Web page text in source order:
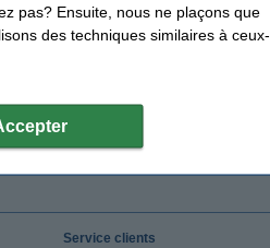
Service clients
pas? Ensuite, nous ne plaçons que
des techniques similaires à ceux-